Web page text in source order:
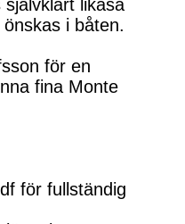
likaså
i båten.
för en
fina Monte
för fullständig